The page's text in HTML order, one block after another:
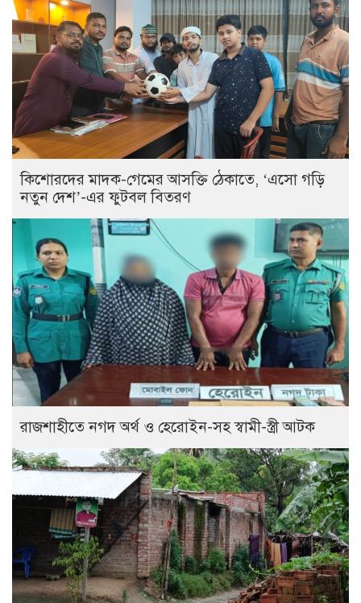
কিশোরদের মাদক-গেমের আসক্তি ঠেকাতে, ‘এসো গড়ি
নতুন দেশ’-এর ফুটবল বিতরণ
রাজশাহীতে নগদ অর্থ ও হেরোইন-সহ স্বামী-স্ত্রী আটক